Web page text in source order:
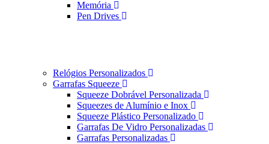
Memória
Pen Drives
Relógios Personalizados
Garrafas Squeeze
Squeeze Dobrável Personalizada
Squeezes de Alumínio e Inox
Squeeze Plástico Personalizado
Garrafas De Vidro Personalizadas
Garrafas Personalizadas